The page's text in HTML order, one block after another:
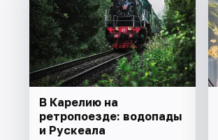
В Карелию на
ретропоезде: водопады
и Рускеала